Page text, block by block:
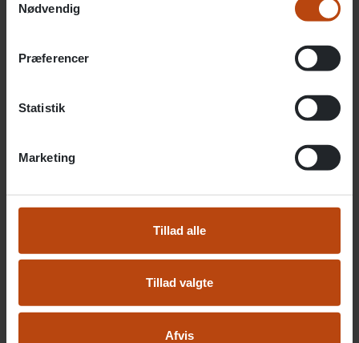
Nødvendig
Præferencer
Statistik
Marketing
Tillad alle
Tillad valgte
Afvis